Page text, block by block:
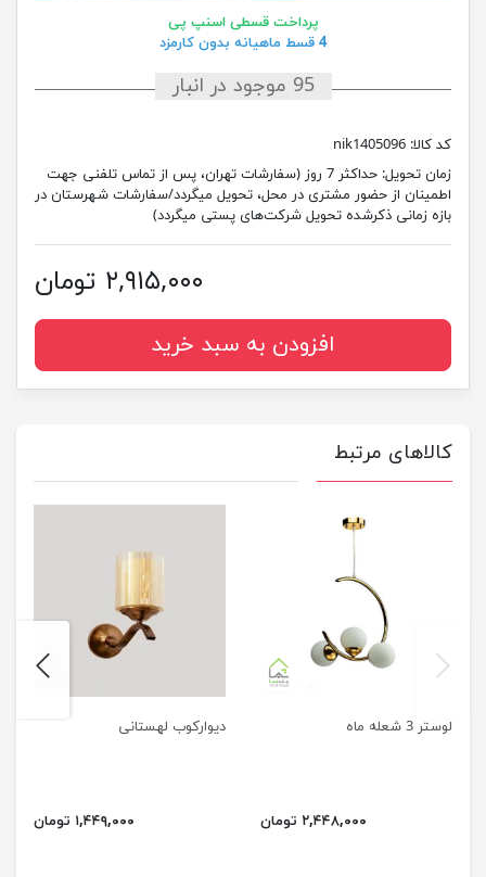
پرداخت قسطی اسنپ پی
4 قسط ماهیانه بدون کارمزد
95 موجود در انبار
کد کالا: nik1405096
زمان تحویل:
حداکثر 7 روز (سفارشات تهران، پس از تماس تلفنی جهت
اطمینان از حضور مشتری در محل، تحویل میگردد/سفارشات شهرستان در
بازه زمانی ذکرشده تحویل شرکت‌های پستی میگردد)
۲,۹۱۵,۰۰۰ تومان
افزودن به سبد خرید
کالاهای مرتبط
لوستر 3 شعله ماه
۲,۴۴۸,۰۰۰ تومان
دیوارکوب لهستانی
۱,۴۴۹,۰۰۰ تومان
previus